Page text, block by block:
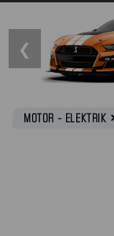
❮
MOTOR - ELEKTRIK